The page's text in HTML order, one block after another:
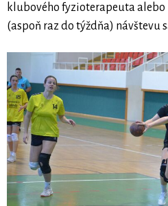
klubového fyzioterapeuta
(aspoň raz do týždňa) návštevu